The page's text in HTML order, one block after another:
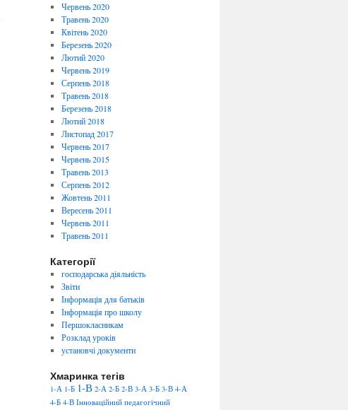
Червень 2020
Травень 2020
Квітень 2020
Березень 2020
Лютий 2020
Червень 2019
Серпень 2018
Травень 2018
Березень 2018
Лютий 2018
Листопад 2017
Червень 2017
Червень 2015
Травень 2013
Серпень 2012
Жовтень 2011
Вересень 2011
Червень 2011
Травень 2011
Категорії
господарська діяльність
Звіти
Інформація для батьків
Інформація про школу
Першокласникам
Розклад уроків
установчі документи
Хмаринка тегів
1-А 1-Б 1-В 2-А 2-Б 2-В 3-А 3-Б 3-В 4-А
4-Б 4-В Інноваційний педагогічний